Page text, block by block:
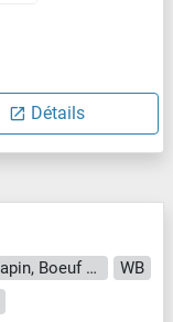
Détails
Reactivité: Humain, Souris, Lapin, Boeuf (Vache), Chien, Chévre, Cobaye, Cheval, Rat, Porc, Poisson zèbre (Danio rerio)
WB